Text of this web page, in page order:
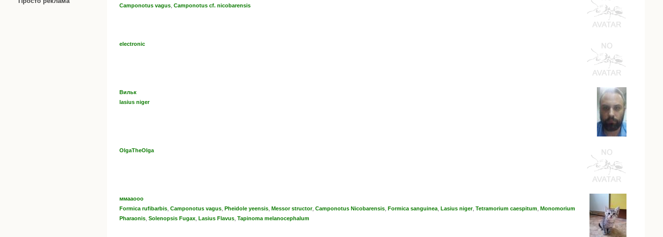
Camponotus vagus, Сamponotus cf. nicobarensis
electronic
Вильк
lasius niger
OlgaTheOlga
ммааооо
Formica rufibarbis, Camponotus vagus, Pheidole yeensis, Messor structor, Camponotus Nicobarensis, Formica sanguinea, Lasius niger, Tetramorium caespitum, Monomorium
Pharaonis, Solenopsis Fugax, Lasius Flavus, Tapinoma melanocephalum